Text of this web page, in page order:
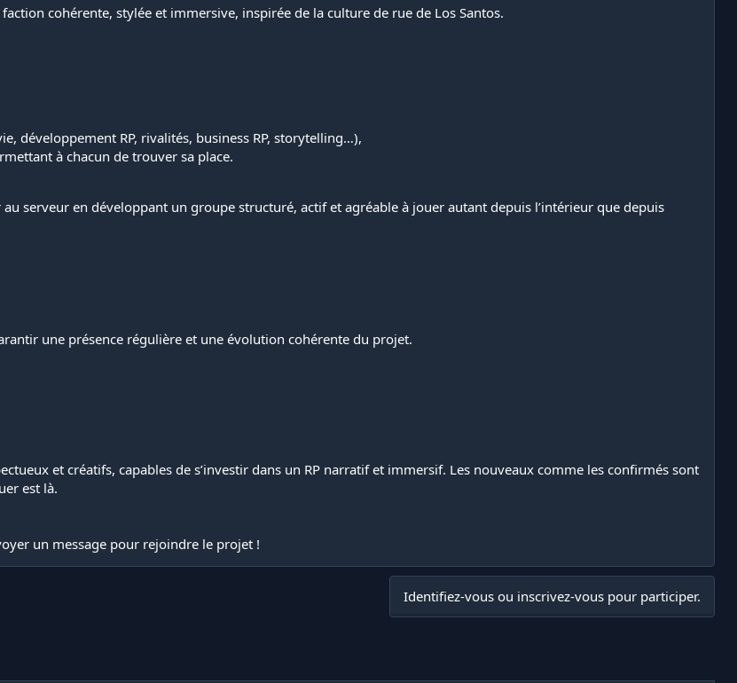
cohérente, stylée et immersive, inspirée de la culture de rue de Los Santos.
développement RP, rivalités, business RP, storytelling…),
à chacun de trouver sa place.
serveur en développant un groupe structuré, actif et agréable à jouer autant depuis l’intérieur que depuis
une présence régulière et une évolution cohérente du projet.
et créatifs, capables de s’investir dans un RP narratif et immersif. Les nouveaux comme les confirmés sont
est là.
un message pour rejoindre le projet !
Identifiez-vous ou inscrivez-vous pour participer.